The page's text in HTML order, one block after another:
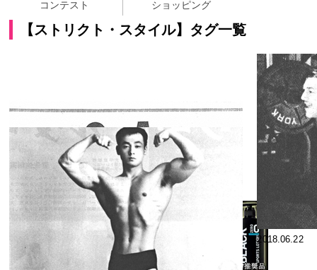
コンテスト
ショッピング
【ストリクト・スタイル】タグ一覧
2018.07.07
なんでもQ&A
2018.06.22